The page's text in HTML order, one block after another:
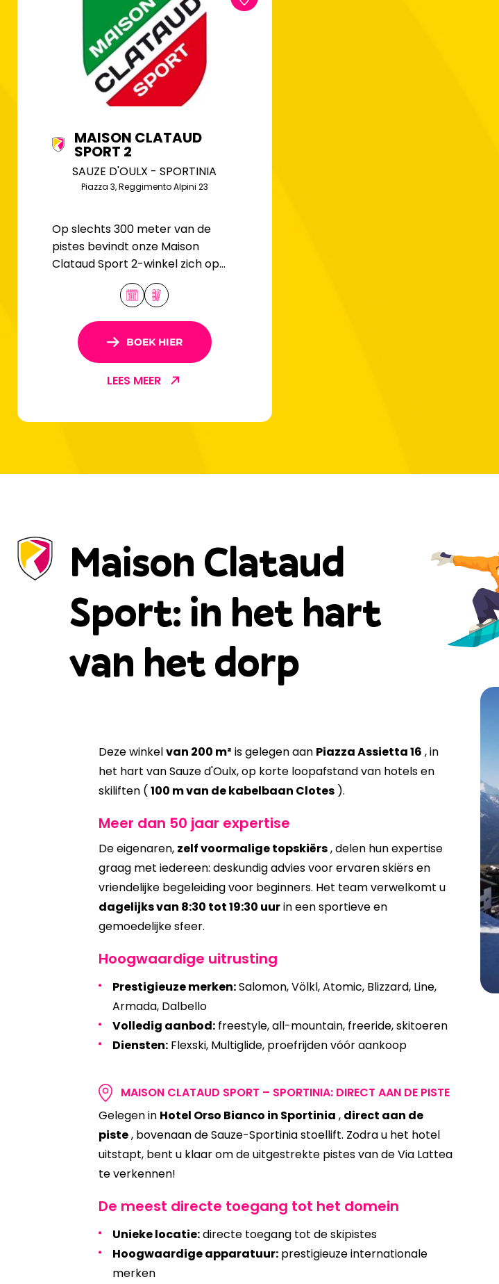
MAISON CLATAUD
SPORT 2
SAUZE D'OULX - SPORTINIA
Piazza 3, Reggimento Alpini 23
Op slechts 300 meter van de
pistes bevindt onze Maison
Clataud Sport 2-winkel zich op
een ideale locatie in het hart van
Sauze d'Oulx.
BOEK HIER
LEES MEER
Maison Clataud
Sport: in het hart
van het dorp
Deze winkelvan 200 m² is gelegen aan Piazza Assietta 16 , in
het hart van Sauze d'Oulx, op korte loopafstand van hotels en
skiliften ( 100 m van de kabelbaan Clotes ).
Meer dan 50 jaar expertise
De eigenaren, zelf voormalige topskiërs, delen hun expertise
graag met iedereen: deskundig advies voor ervaren skiërs en
vriendelijke begeleiding voor beginners. Het team verwelkomt u
dagelijks van 8:30 tot 19:30 uurin een sportieve en
gemoedelijke sfeer.
Hoogwaardige uitrusting
Prestigieuze merken:Salomon, Völkl, Atomic, Blizzard, Line,
Armada, Dalbello
Volledig aanbod: freestyle, all-mountain, freeride, skitoeren
Diensten: Flexski, Multiglide, proefrijden vóór aankoop
MAISON CLATAUD SPORT – SPORTINIA: DIRECT AAN DE PISTE
Gelegen in Hotel Orso Bianco in Sportinia , direct aan de
piste, bovenaan de Sauze-Sportinia stoellift. Zodra u het hotel
uitstapt, bent u klaar om de uitgestrekte pistes van de Via Lattea
te verkennen!
De meest directe toegang tot het domein
Unieke locatie:directe toegang tot de skipistes
Hoogwaardige apparatuur: prestigieuze internationale
merken